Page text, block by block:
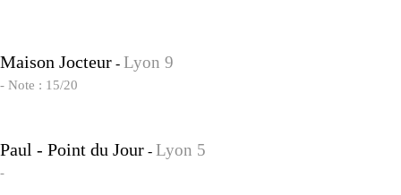
Maison Jocteur - Lyon 9
- Note : 15/20
Paul - Point du Jour - Lyon 5
-